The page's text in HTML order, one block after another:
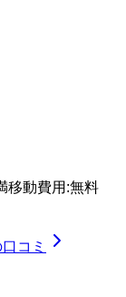
移動費用 :無料
コミ